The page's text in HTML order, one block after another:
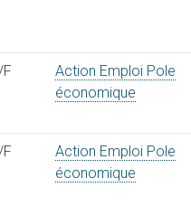
F
Action Emploi Pole
économique
F
Action Emploi Pole
économique